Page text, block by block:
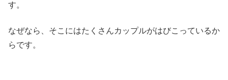
す。
なぜなら、そこにはたくさんカップルがはびこっているか
らです。